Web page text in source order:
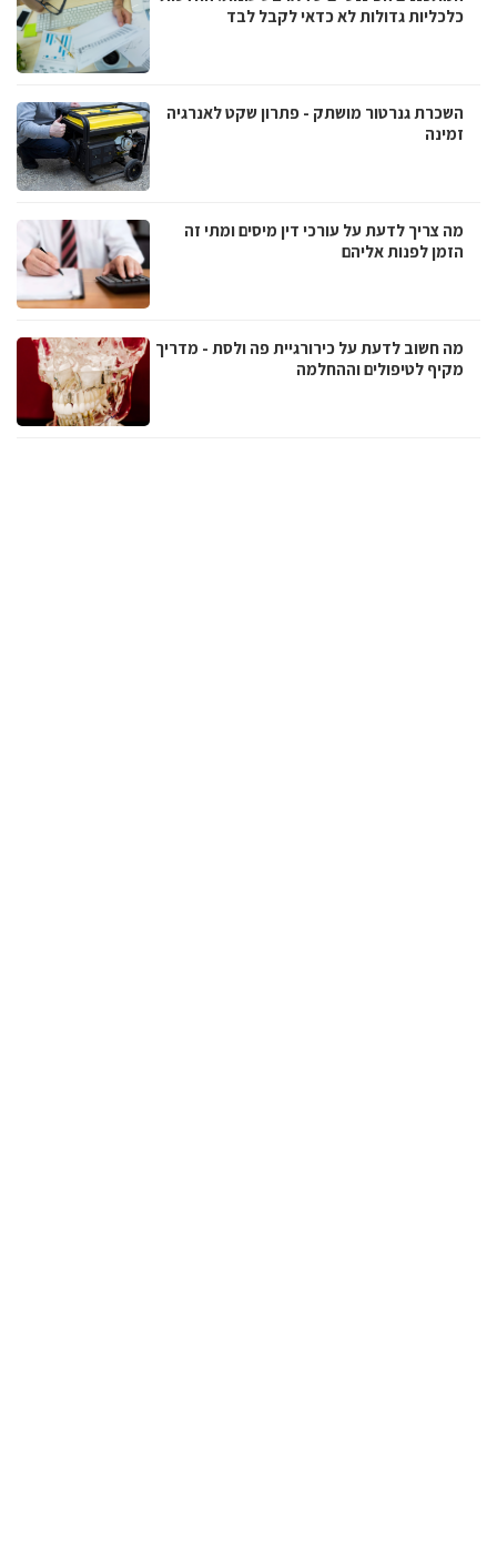
כלכליות גדולות לא כדאי לקבל לבד
השכרת גנרטור מושתק - פתרון שקט לאנרגיה
זמינה
מה צריך לדעת על עורכי דין מיסים ומתי זה
הזמן לפנות אליהם
מה חשוב לדעת על כירורגיית פה ולסת - מדריך
מקיף לטיפולים וההחלמה